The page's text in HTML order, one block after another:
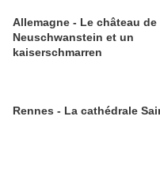
Allemagne - Le château de
Neuschwanstein et un
kaiserschmarren
Rennes - La cathédrale